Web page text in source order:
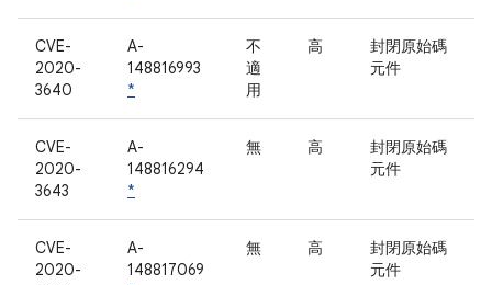
CVE-
2020-
3640
A-
148816993
*
不
適
用
高
封閉原始碼
元件
CVE-
2020-
3643
A-
148816294
*
無 高
封閉原始碼
元件
CVE-
2020-
A-
148817069
無 高
封閉原始碼
元件